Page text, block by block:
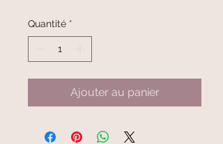
Quantité *
Ajouter au panier